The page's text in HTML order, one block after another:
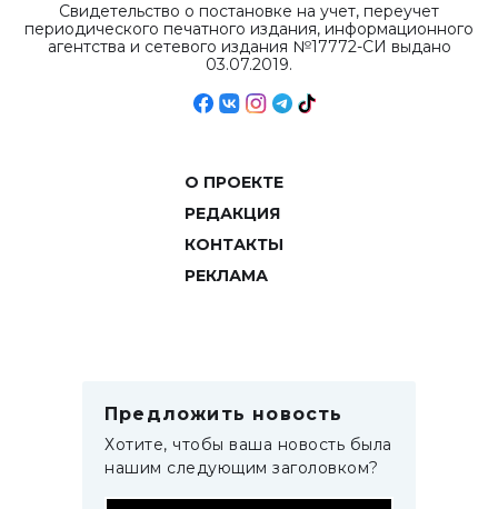
Свидетельство о постановке на учет, переучет
периодического печатного издания, информационного
агентства и сетевого издания №17772-СИ выдано
03.07.2019.
О ПРОЕКТЕ
РЕДАКЦИЯ
КОНТАКТЫ
РЕКЛАМА
Предложить новость
Хотите, чтобы ваша новость была
нашим следующим заголовком?